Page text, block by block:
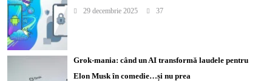
29 decembrie 2025 37
Grok-mania: când un AI transformă laudele pentru
Elon Musk în comedie…și nu prea